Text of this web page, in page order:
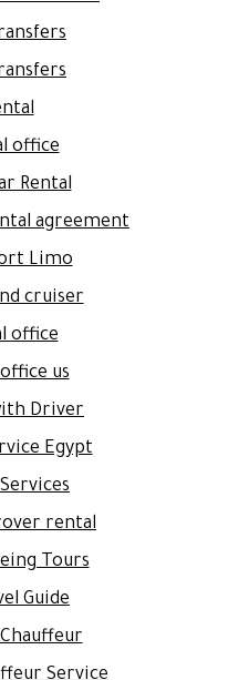
office
Rental
agreement
Limo
cruiser
office
us
Driver
Egypt
rental
Tours
Guide
Service